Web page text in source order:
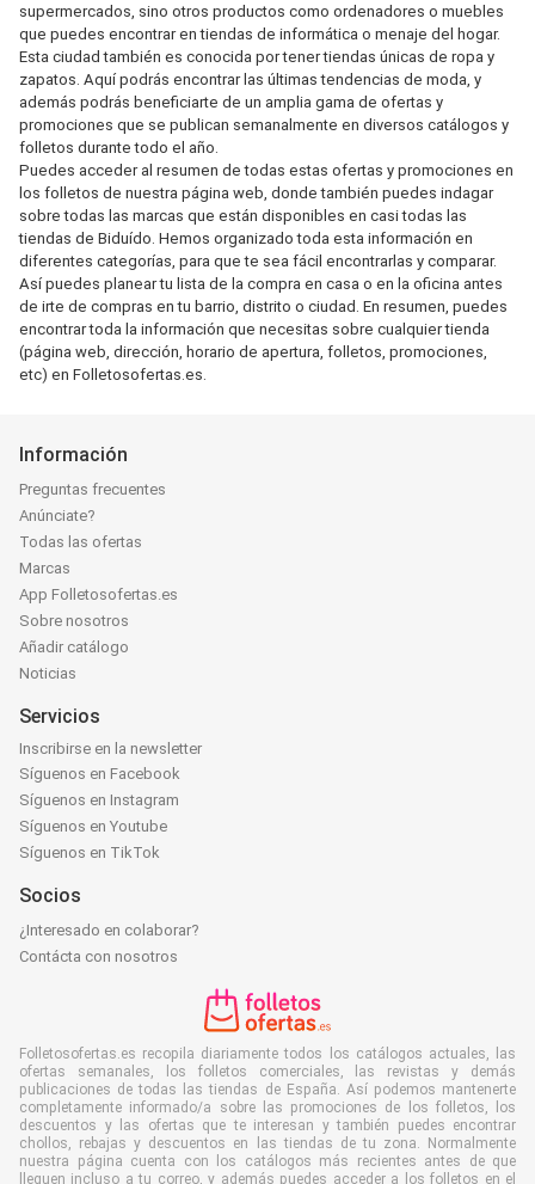
supermercados, sino otros productos como ordenadores o muebles
que puedes encontrar en tiendas de informática o menaje del hogar.
Esta ciudad también es conocida por tener tiendas únicas de ropa y
zapatos. Aquí podrás encontrar las últimas tendencias de moda, y
además podrás beneficiarte de un amplia gama de ofertas y
promociones que se publican semanalmente en diversos catálogos y
folletos durante todo el año.
Puedes acceder al resumen de todas estas ofertas y promociones en
los folletos de nuestra página web, donde también puedes indagar
sobre todas las marcas que están disponibles en casi todas las
tiendas de Biduído. Hemos organizado toda esta información en
diferentes categorías, para que te sea fácil encontrarlas y comparar.
Así puedes planear tu lista de la compra en casa o en la oficina antes
de irte de compras en tu barrio, distrito o ciudad. En resumen, puedes
encontrar toda la información que necesitas sobre cualquier tienda
(página web, dirección, horario de apertura, folletos, promociones,
etc) en Folletosofertas.es.
Información
Preguntas frecuentes
Anúnciate?
Todas las ofertas
Marcas
App Folletosofertas.es
Sobre nosotros
Añadir catálogo
Noticias
Servicios
Inscribirse en la newsletter
Síguenos en Facebook
Síguenos en Instagram
Síguenos en Youtube
Síguenos en TikTok
Socios
¿Interesado en colaborar?
Contácta con nosotros
Folletosofertas.es recopila diariamente todos los catálogos actuales, las
ofertas semanales, los folletos comerciales, las revistas y demás
publicaciones de todas las tiendas de España. Así podemos mantenerte
completamente informado/a sobre las promociones de los folletos, los
descuentos y las ofertas que te interesan y también puedes encontrar
chollos, rebajas y descuentos en las tiendas de tu zona. Normalmente
nuestra página cuenta con los catálogos más recientes antes de que
lleguen incluso a tu correo, y además puedes acceder a los folletos en el